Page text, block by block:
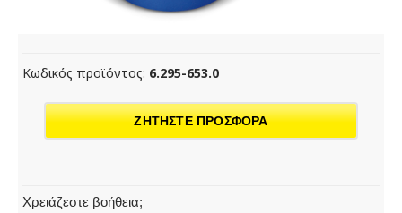
Κωδικός προϊόντος: 6.295-653.0
ΖΗΤΗΣΤΕ ΠΡΟΣΦΟΡΑ
Χρειάζεστε βοήθεια;